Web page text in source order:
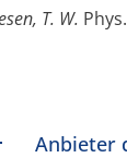
T. W.
Anbieter